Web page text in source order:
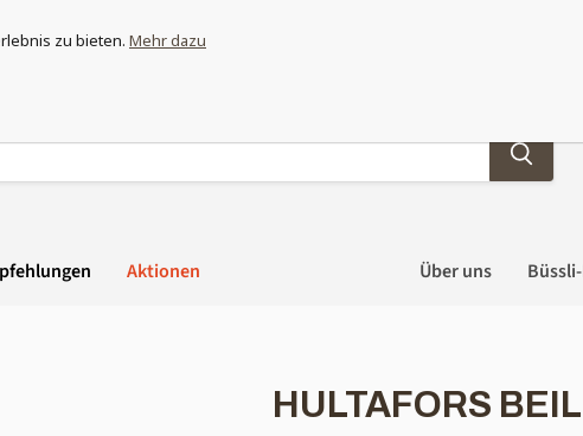
und entdecke das grösste Moskitonetz-Sortiment der Schweiz!
Aktionen Über uns
HULTAFORS
zu bieten. Mehr dazu